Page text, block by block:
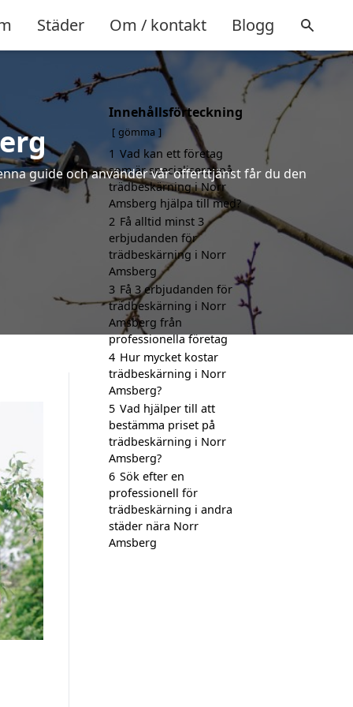
Städer Om / kontakt Blogg
guide och använder vår offerttjänst får du den
Innehållsförteckning
gömma
1 Vad kan ett företag
som är specialiserat på
trädbeskärning i Norr
Amsberg hjälpa till med?
2 Få alltid minst 3
erbjudanden för
trädbeskärning i Norr
Amsberg
3 Få 3 erbjudanden för
trädbeskärning i Norr
Amsberg från
professionella företag
4 Hur mycket kostar
trädbeskärning i Norr
Amsberg?
5 Vad hjälper till att
bestämma priset på
trädbeskärning i Norr
Amsberg?
6 Sök efter en
professionell för
trädbeskärning i andra
städer nära Norr
Amsberg